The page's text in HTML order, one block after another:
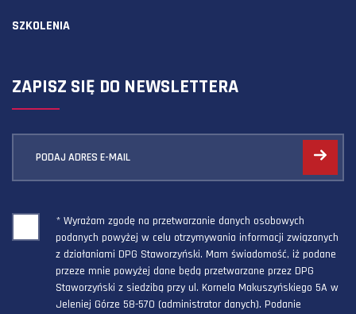
SZKOLENIA
ZAPISZ SIĘ DO NEWSLETTERA
PODAJ ADRES E-MAIL
* Wyrażam zgodę na przetwarzanie danych osobowych
podanych powyżej w celu otrzymywania informacji związanych
z działaniami DPG Staworzyński. Mam świadomość, iż podane
przeze mnie powyżej dane będą przetwarzane przez DPG
Staworzyński z siedzibą przy ul. Kornela Makuszyńskiego 5A w
Jeleniej Górze 58-570 (administrator danych). Podanie